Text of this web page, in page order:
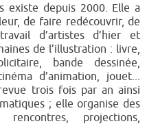
existe depuis 2000. Elle a
de faire redécouvrir, de
d’artistes d’hier et
de l’illustration : livre,
bande dessinée,
d’animation, jouet...
trois fois par an ainsi
; elle organise des
projections,